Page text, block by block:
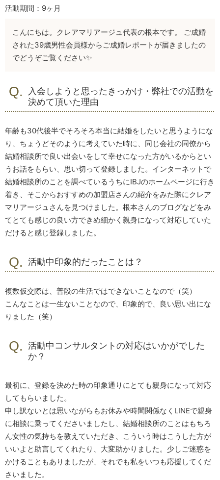
活動期間：9ヶ月
こんにちは。クレアマリアージュ代表の根本です。 ご成婚
された39歳男性会員様からご成婚レポートが届きましたの
でどうぞご覧ください✨
入会しようと思ったきっかけ・弊社での活動を
決めて頂いた理由
年齢も30代後半でそろそろ本当に結婚をしたいと思うようにな
り、ちょうどそのように考えていた時に、同じ会社の同僚から
結婚相談所で良い出会いをして幸せになった方がいるからとい
うお話をもらい、思い切って登録しました。インターネットで
結婚相談所のことを調べているうちにIBJのホームページに行き
着き、そこからおすすめの加盟店さんの紹介をみた際にクレア
マリアージュさんを見つけました。根本さんのブログなどをみ
てとても感じの良い方できめ細かく親身になって対応していた
だけると感じ登録しました。
活動中印象的だったことは？
複数仮交際は、普段の生活ではできないことなので（笑）
こんなことは一生ないことなので、印象的で、良い思い出にな
りました（笑）
活動中コンサルタントの対応はいかがでした
か？
最初に、登録を決めた時の印象通りにとても親身になって対応
してもらいました。
申し訳ないとは思いながらもお休みや時間関係なくLINEで親身
に相談に乗ってくださいましたし、結婚相談所のことはもちろ
ん女性の気持ちを教えていただき、こういう時はこうした方が
いいよと助言してくれたり、大変助かりました。少しご迷惑を
かけることもありましたが、それでも私をいつも応援してくだ
さいました。